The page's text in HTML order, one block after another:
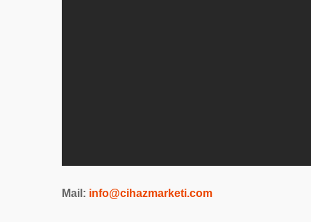
Mail: info@cihazmarketi.com